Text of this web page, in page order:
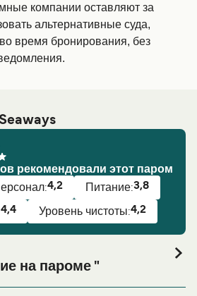
компании оставляют за
альтернативные суда,
время бронирования, без
рекомендовали этот паром
4,2 Питание:3,8
4,4 Уровень чистоты:4,2
на пароме "